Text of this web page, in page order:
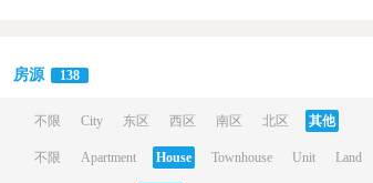
房源 138
不限 City 东区 西区 南区 北区 其他
不限 Apartment House Townhouse Unit Land